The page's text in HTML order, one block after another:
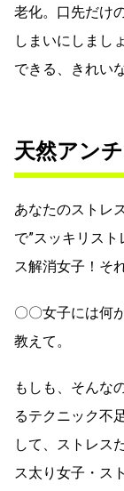
老化。口先だけ
しまいにしまし
できる、きれい
天然アン
あなたのストレ
で”スッキリスト
ス解消女子！そ
〇〇女子には何
教えて。
もしも、そんな
るテクニック不
して、ストレス
ス太り女子・ス